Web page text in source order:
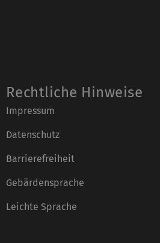
Rechtliche Hinweise
Impressum
Datenschutz
Barrierefreiheit
Gebärdensprache
Leichte Sprache